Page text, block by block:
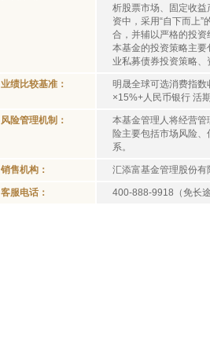
析股票市场、固定收
资中，采用“自下而上
合，并辅以严格的投
本基金的投资策略主
业私募债券投资策略
业绩比较基准：
明晟全球可选消费指
×15%+人民币银行 活
风险管理机制：
本基金管理人将经营
险主要包括市场风险
系。
销售机构： 汇添富基金管理股份有
客服电话： 400-888-9918（免长